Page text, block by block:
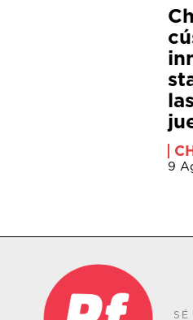
9
SÉ